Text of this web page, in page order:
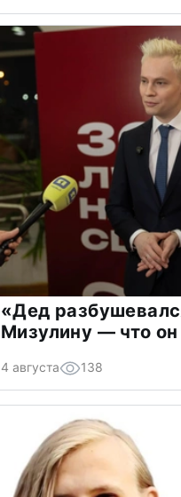
«Дед
Мизулину — что он
4 августа 138